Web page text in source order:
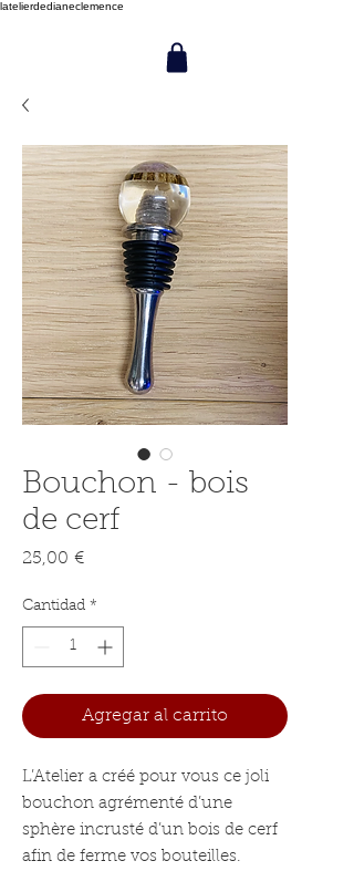
latelierdedianeclemence
Bouchon - bois
de cerf
25,00 €Precio
Cantidad *
Agregar al carrito
L’Atelier a créé pour vous ce joli
bouchon agrémenté d’une
sphère incrusté d’un bois de cerf
afin de ferme vos bouteilles.